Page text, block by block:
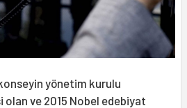
yönetim kurulu
olan ve 2015 Nobel edebiyat